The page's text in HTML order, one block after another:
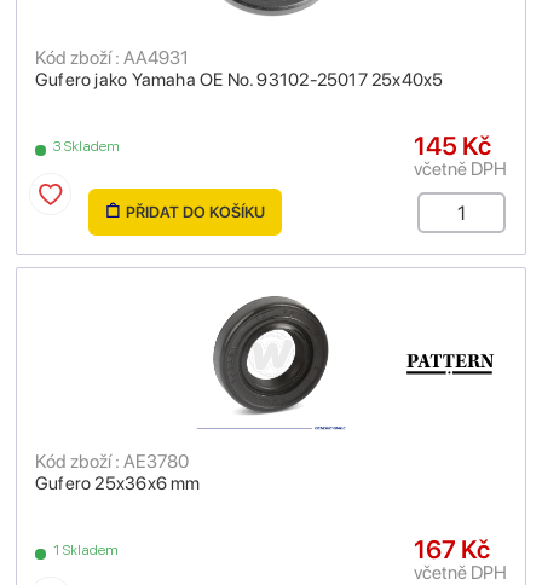
Gufero jako Yamaha OE No. 93102-25017 25x40x5
Kód zboží : AA4931
3 Skladem 145 Kč
včetně DPH
PŘIDAT DO KOŠÍKU
Gufero 25x36x6 mm
Kód zboží : AE3780
1 Skladem 167 Kč
včetně DPH